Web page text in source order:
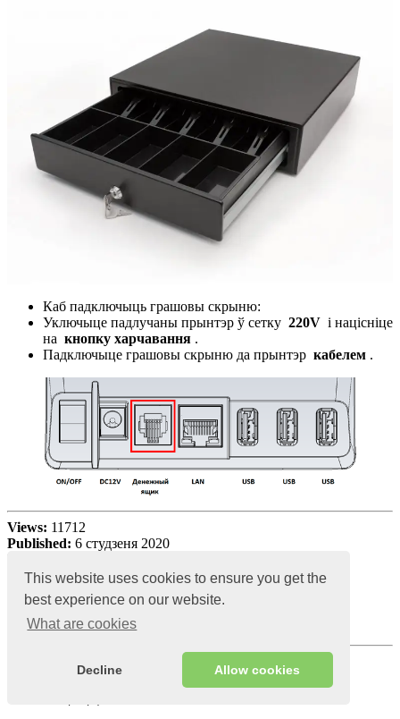
This website uses cookies to ensure you get the
best experience on our website.
What are cookies
Decline Allow cookies
Каб падключыць грашовы скрыню:
Уключыце падлучаны прынтэр ў сетку 220V і націсніце
на кнопку харчавання .
Падключыце грашовы скрыню да прынтэр кабелем .
Views: 11712
Published: 6 студзеня 2020